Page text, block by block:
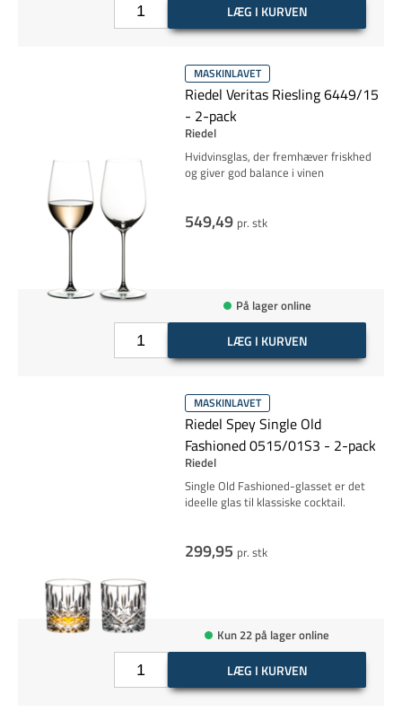
LÆG I KURVEN
MASKINLAVET
Riedel Veritas Riesling 6449/15
- 2-pack
Riedel
Hvidvinsglas, der fremhæver friskhed
og giver god balance i vinen
549,49 pr. stk
På lager online
LÆG I KURVEN
MASKINLAVET
Riedel Spey Single Old
Fashioned 0515/01S3 - 2-pack
Riedel
Single Old Fashioned-glasset er det
ideelle glas til klassiske cocktail.
299,95 pr. stk
Kun 22 på lager online
LÆG I KURVEN